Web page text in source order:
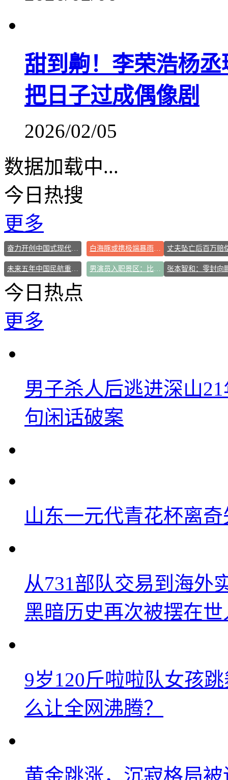
甜到齁！李荣浩杨
把日子过成偶像剧
2026/02/05
数据加载中...
今日热搜
更多
奋力开创中国式现代化建设新局面 白海豚或携极端暴雨重创东部多省市
未来五年中国民航重磅规划出炉 男演员入职景区：比做演员更有安全感
今日热点
更多
男子杀人后逃进深山
句闲话破案
山东一元代青花杯离
从731部队交易到海外
黑暗历史再次被摆在
9岁120斤啦啦队女孩
么让全网沸腾？